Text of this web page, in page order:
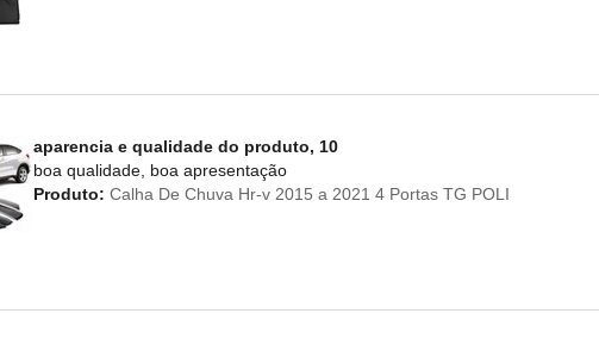
aparencia e qualidade do produto, 10
boa qualidade, boa apresentação
Produto: Calha De Chuva Hr-v 2015 a 2021 4 Portas TG POLI